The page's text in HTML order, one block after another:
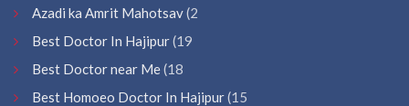
Azadi ka Amrit Mahotsav(2
Best Doctor In Hajipur(19
Best Doctor near Me(18
Best Homoeo Doctor In Hajipur(15